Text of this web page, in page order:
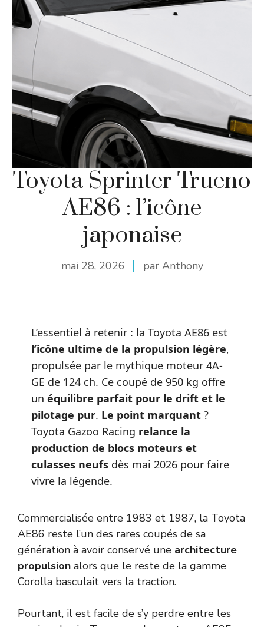
Toyota Sprinter Trueno
AE86 : l’icône
japonaise
mai 28, 2026 par Anthony
L’essentiel à retenir : la Toyota AE86 est
l’icône ultime de la propulsion légère,
propulsée par le mythique moteur 4A-
GE de 124 ch. Ce coupé de 950 kg offre
un équilibre parfait pour le drift et le
pilotage pur. Le point marquant?
Toyota Gazoo Racing relance la
production de blocs moteurs et
culasses neufsdès mai 2026 pour faire
vivre la légende.
Commercialisée entre 1983 et 1987, la Toyota
AE86 reste l’un des rares coupés de sa
génération à avoir conservé une architecture
propulsion alors que le reste de la gamme
Corolla basculait vers la traction.
Pourtant, il est facile de s’y perdre entre les